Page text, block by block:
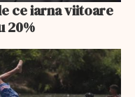
ce iarna viitoare
20%